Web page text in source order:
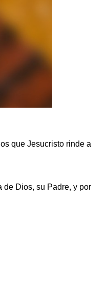
que Jesucristo rinde a
de Dios, su Padre, y por